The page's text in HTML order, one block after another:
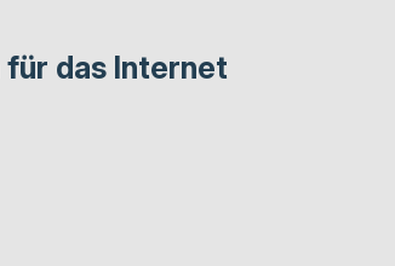
das Internet